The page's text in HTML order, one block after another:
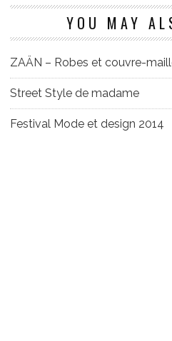
YOU MAY
ZAÄN – Robes et couvre-
Street Style de madame
Festival Mode et design 2014